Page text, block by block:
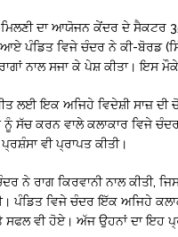
ਮਿਲਣੀ ਦਾ ਆਯੋਜਨ ਕੇਂਦਰ ਦੇ ਸੈਕਟਰ
ਪੰਡਿਤ ਵਿਜੇ ਚੰਦਰ ਨੇ ਕੀ-ਬੋਰਡ
ਨਾਲ ਸਜਾ ਕੇ ਪੇਸ਼ ਕੀਤਾ। ਇਸ
ਲਈ ਇਕ ਅਜਿਹੇ ਵਿਦੇਸ਼ੀ ਸਾਜ਼ ਦੀ
ਨੂੰ ਸੱਚ ਕਰਨ ਵਾਲੇ ਕਲਾਕਾਰ ਵਿਜੇ
ਵੀ ਪ੍ਰਾਪਤ ਕੀਤੀ।
ਰਾਗ ਕਿਰਵਾਨੀ ਨਾਲ ਕੀਤੀ,
ਵਿਜੇ ਚੰਦਰ ਇੱਕ ਅਜਿਹੇ
ਵੀ ਹੋਏ। ਅੱਜ ਉਹਨਾਂ ਦਾ ਇਹ